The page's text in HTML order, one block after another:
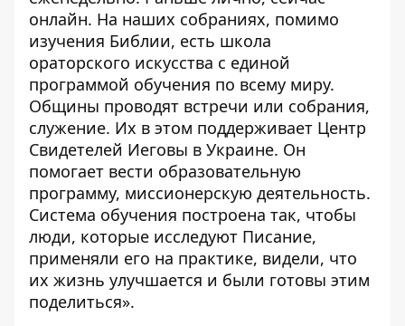
онлайн. На наших собраниях, помимо
изучения Библии, есть школа
ораторского искусства с единой
программой обучения по всему миру.
Общины проводят встречи или собрания,
служение. Их в этом поддерживает Центр
Свидетелей Иеговы в Украине. Он
помогает вести образовательную
программу, миссионерскую деятельность.
Система обучения построена так, чтобы
люди, которые исследуют Писание,
применяли его на практике, видели, что
их жизнь улучшается и были готовы этим
поделиться».